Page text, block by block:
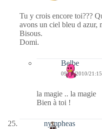
Tu y crois encore toi???
avons un ciel bleu d azur,
Bisous.
Domi.
Belbe
09/03/2010/21:15
la magie .. la magie
Bien à toi !
nympheas